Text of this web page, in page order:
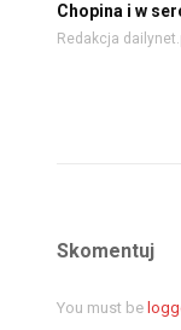
Chopina i w
Redakcja
Skomentuj
You must be